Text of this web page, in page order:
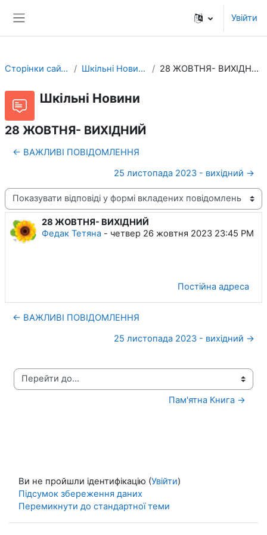
Увійти
Сторінки сайту Шкільні Новини 28 ЖОВТНЯ- ВИХІДНИЙ
Шкільні Новини
28 ЖОВТНЯ- ВИХІДНИЙ
← ВАЖЛИВІ ПОВІДОМЛЕННЯ
25 листопада 2023 - вихідний →
Тип показу
28 ЖОВТНЯ- ВИХІДНИЙ
Федак Тетяна - четвер 26 жовтня 2023 23:45 PM
Кількість відповідей: 0
Постійна адреса
← ВАЖЛИВІ ПОВІДОМЛЕННЯ
25 листопада 2023 - вихідний →
Перейти до...
Пам'ятна Книга →
Ви не пройшли ідентифікацію (Увійти)
Підсумок збереження даних
Перемикнути до стандартної теми